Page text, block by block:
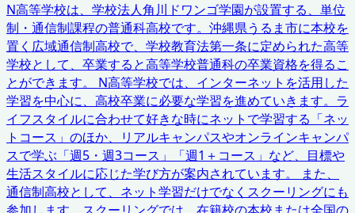
N高等学校は、学校法人角川ドワンゴ学園が設置する、単位
制・通信制課程の普通科高校です。沖縄県うるま市に本校を
置く広域通信制高校で、学校教育法第一条に定められた高等
学校として、卒業すると高等学校普通科の卒業資格を得るこ
とができます。 N高等学校では、インターネットを活用した
学習を中心に、高校卒業に必要な学習を進めていきます。ラ
イフスタイルに合わせて好きな時にネットで学習する「ネッ
トコース」のほか、リアルキャンパスやオンラインキャンパ
スで学ぶ「週5・週3コース」「週1＋コース」など、目標や
生活スタイルに応じた学び方が案内されています。 また、
通信制高校として、ネット学習だけでなくスクーリングにも